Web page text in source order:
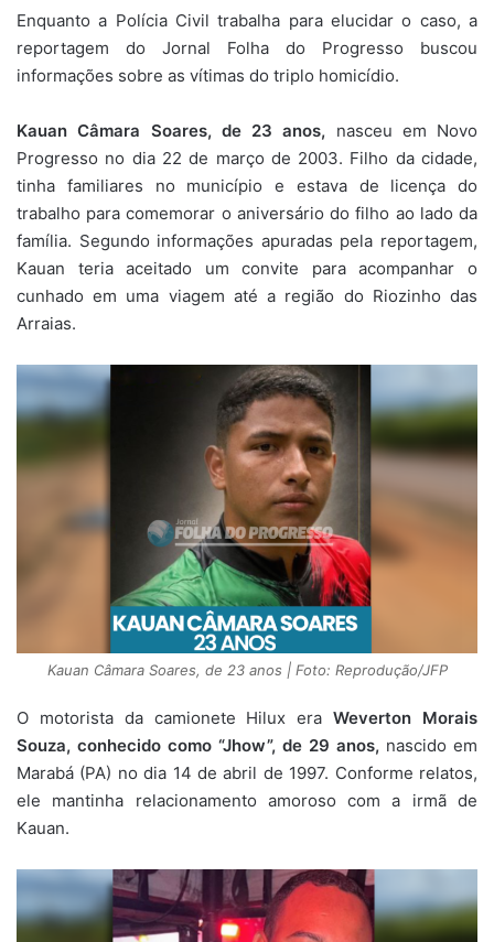
Enquanto a Polícia Civil trabalha para elucidar o caso, a
reportagem do Jornal Folha do Progresso buscou
informações sobre as vítimas do triplo homicídio.
Kauan Câmara Soares, de 23 anos, nasceu em Novo
Progresso no dia 22 de março de 2003. Filho da cidade,
tinha familiares no município e estava de licença do
trabalho para comemorar o aniversário do filho ao lado da
família. Segundo informações apuradas pela reportagem,
Kauan teria aceitado um convite para acompanhar o
cunhado em uma viagem até a região do Riozinho das
Arraias.
Kauan Câmara Soares, de 23 anos | Foto: Reprodução/JFP
O motorista da camionete Hilux eraWeverton Morais
Souza, conhecido como “Jhow”, de 29 anos, nascido em
Marabá (PA) no dia 14 de abril de 1997. Conforme relatos,
ele mantinha relacionamento amoroso com a irmã de
Kauan.